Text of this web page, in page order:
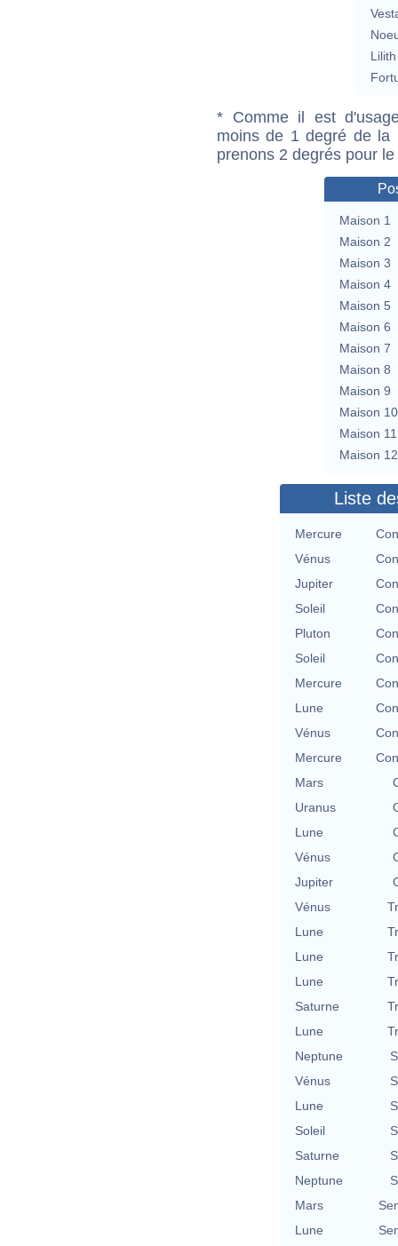
Lilith
* Comme il est
moins de 1 degré de la
prenons 2 degrés pour
Maison 1
Maison 2
Maison 3
Maison 4
Maison 5
Maison 6
Maison 7
Maison 8
Maison 9
Maison 10
Maison 11
Maison 12
Liste
Mercure
Vénus
Jupiter
Soleil
Pluton
Soleil
Mercure
Lune
Vénus
Mercure
Mars
Uranus
Lune
Vénus
Jupiter
Vénus
Lune
Lune
Lune
Saturne
Lune
Neptune
Vénus
Lune
Soleil
Saturne
Neptune
Mars
Lune